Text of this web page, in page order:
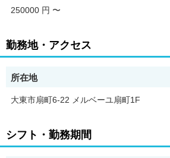
職業紹介求人です。
面接時にお伝えします。
・昇給あり
・高収入・高月給
・交通費支給
・急募
・昇格あり
・障がい者採用
250000 円 〜
勤務地・アクセス
所在地
大東市扇町6-22 メルベーユ扇町1F
シフト・勤務期間